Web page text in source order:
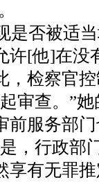
是否被适
许[他]在没
，检察官
审查。 ”她
前服务部
，行政部
享有无罪